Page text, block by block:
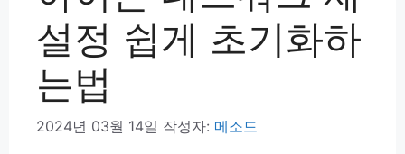
설정 쉽게 초기화하
는법
2024년 03월 14일 작성자: 메소드